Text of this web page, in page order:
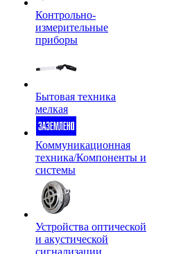
Контрольно-
измерительные
приборы
Бытовая техника
мелкая
Коммуникационная
техника/Компоненты и
системы
Устройства оптической
и акустической
сигнализации